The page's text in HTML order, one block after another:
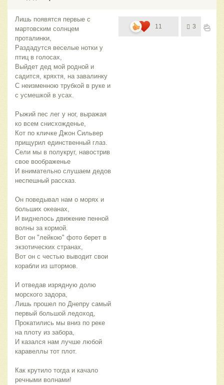
Лишь появятся первые с
мартовским солнцем
проталинки,
Раздадутся веселые нотки у
птиц в голосах,
Выйдет дед мой родной и
садится, кряхтя, на завалинку
С неизменною трубкой в руке и
с усмешкой в усах.
Рыжий пес лег у ног, выражая
ко всем снисхожденье,
Кот по кличке Джон Сильвер
прищурил единственный глаз.
Сели мы в полукруг, навострив
свое воображенье
И внимательно слушаем дедов
неспешный рассказ.
Он поведывал нам о морях и
больших океанах,
И виднелось движение пенной
волны за кормой.
Вот он "лейкою" фото берет в
экзотических странах,
Вот он с честью выводит свои
корабли из штормов.
И отведав изрядную долю
морского задора,
Лишь прошел по Днепру самый
первый большой ледоход,
Прокатились мы вниз по реке
на плоту из забора,
И казался нам лучше любой
каравеллы тот плот.
Как крутило тогда и качало
речными волнами!
11 3